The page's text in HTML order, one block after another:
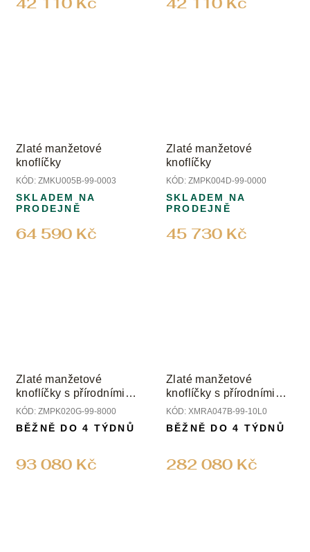
Zlaté manžetové
knoflíčky
KÓD: ZMKU005B-99-0003
64 590 Kč
SKLADEM NA
PRODEJNĚ
Zlaté manžetové
knoflíčky
KÓD: ZMPK004D-99-0000
45 730 Kč
SKLADEM NA
PRODEJNĚ
Zlaté manžetové
knoflíčky s přírodními
černými diamanty
KÓD: ZMPK020G-99-8000
93 080 Kč
BĚŽNĚ DO 4 TÝDNŮ
Zlaté manžetové
knoflíčky s přírodními
diamanty
KÓD: XMRA047B-99-10L0
282 080 Kč
BĚŽNĚ DO 4 TÝDNŮ